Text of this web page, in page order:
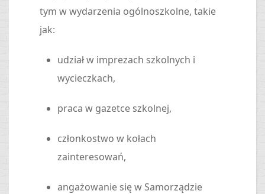
tym w wydarzenia ogólnoszkolne, takie
jak:
udział w imprezach szkolnych i
wycieczkach,
praca w gazetce szkolnej,
członkostwo w kołach
zainteresowań,
angażowanie się w Samorządzie